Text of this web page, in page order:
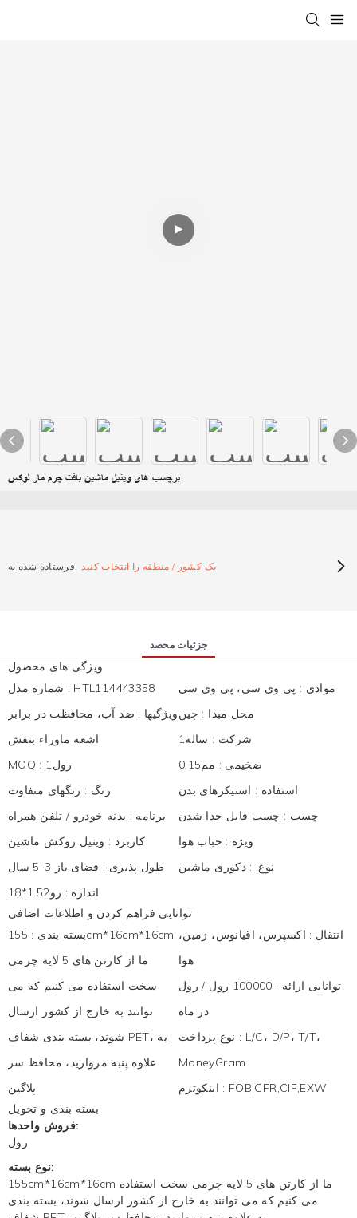
برچسب های وینیل ماشین بافت چرم مار لوکس
فرستاده شده به: یک کشور / منطقه را انتخاب کنید
جزئیات محصد
ویژگی های محصول
: HTL114443358 موادی : پی وی سی، پی وی سی
ویژگیها : ضد آب، محافظت در برابر
اشعه ماوراء بنفش
محل مبدا : چین
شرکت : ساله1
MOQ : رول1 ضخیمی : مم0.15
رنگ : رنگهای متفاوت استفاده : استیکرهای بدن
برنامه : بدنه خودرو / تلفن همراه چسب : چسب قابل جدا شدن
کاربرد : وینیل روکش ماشین ویژه : حباب هوا
طول پذیری : فضای باز 3-5 سال نوع: :دکوری ماشین
اندازه : رو1.52*18
توانایی فراهم کردن و اطلاعات اضافی
بسته بندی :
155cm*16cm*16cm
ما از کارتن های 5 لایه چرمی
سخت استفاده می کنیم که می
توانند به خارج از کشور ارسال
شوند، بسته بندی شفاف PET، به
علاوه پنبه مروارید، محافظ سر
پلاگین
انتقال : اکسپرس، اقیانوس، زمین،
هوا
توانایی ارائه :
100000 رول / رول
در ماه
: L/C، D/P، T/T،
MoneyGram
: FOB,CFR,CIF,EXW
بسته بندی و تحویل
فروش واحدها:
رول
نوع بسته:
155cm*16cm*16cm ما از کارتن های 5 لایه چرمی سخت استفاده
می کنیم که می توانند به خارج از کشور ارسال شوند، بسته بندی